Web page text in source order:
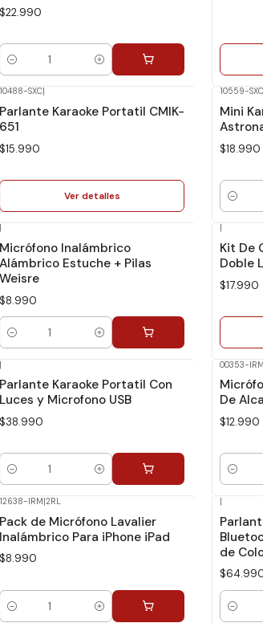
$22.990
Cantidad
No disponible
10488-SXC
Parlante Karaoke Portatil CMIK-
651
$15.990
Ver detalles
10559-SXC
Mini
$18.990
Cantidad
Micrófono Inalámbrico
Alámbrico Estuche + Pilas
Weisre
$8.990
Cantidad
No
Kit De
Doble
$17.990
|
Parlante Karaoke Portatil Con
Luces y Microfono USB
$38.990
Cantidad
00353-IRM
De
$12.990
Cantidad
12638-IRM|2RL
Pack de Micrófono Lavalier
Inalámbrico Para iPhone iPad
$8.990
Cantidad
|
de
Cantidad